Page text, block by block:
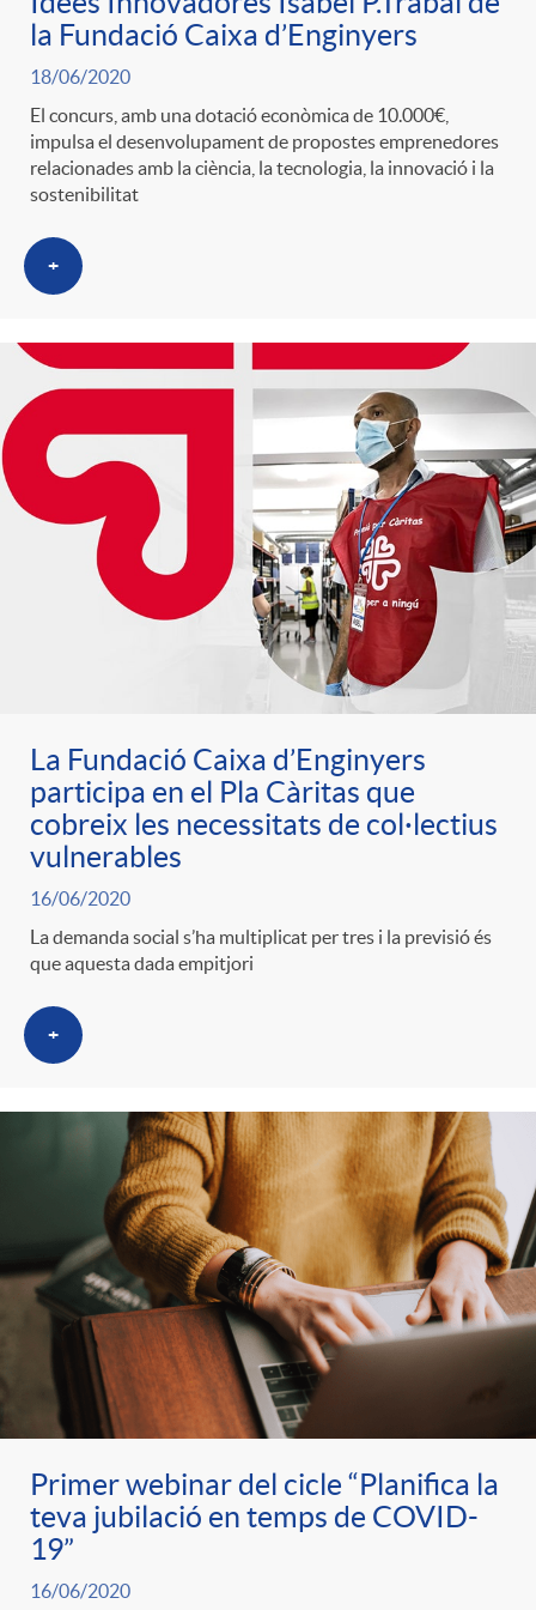
g
o
r
i
a
s
la Fundació Caixa d’Enginyers
18/06/2020
El concurs, amb una dotació econòmica de 10.000€,
impulsa el desenvolupament de propostes emprenedores
relacionades amb la ciència, la tecnologia, la innovació i la
sostenibilitat
+
La Fundació Caixa d’Enginyers
participa en el Pla Càritas que
cobreix les necessitats de col·lectius
vulnerables
16/06/2020
La demanda social s’ha multiplicat per tres i la previsió és
que aquesta dada empitjori
+
Primer webinar del cicle “Planifica la
teva jubilació en temps de COVID-
19”
16/06/2020